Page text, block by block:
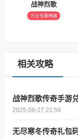
战神烈歌
万法专属神器
相关攻略
战神烈歌传奇手游
2025-06-27 21:56
无尽寒冬传奇礼包